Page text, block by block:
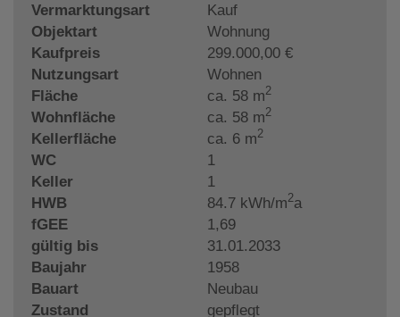
Vermarktungsart
Kauf
Objektart
Wohnung
Kaufpreis
299.000,00 €
Nutzungsart
Wohnen
Fläche
ca. 58 m2
Wohnfläche ca. 58 m2
Kellerfläche ca. 6 m2
WC
1
Keller
1
HWB
84.7 kWh/m2a
fGEE
1,69
gültig bis
31.01.2033
Baujahr
1958
Bauart
Neubau
Zustand
gepflegt